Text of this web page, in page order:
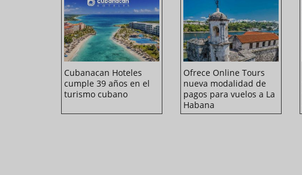
Cubanacan Hoteles
cumple 39 años en el
turismo cubano
Ofrece Online Tours
nueva modalidad de
pagos para vuelos a La
Habana